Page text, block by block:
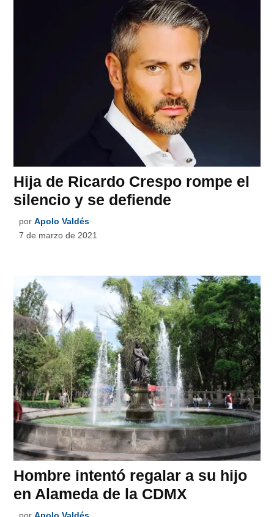
Hija de Ricardo Crespo rompe el
silencio y se defiende
por Apolo Valdés
7 de marzo de 2021
Hombre intentó regalar a su hijo
en Alameda de la CDMX